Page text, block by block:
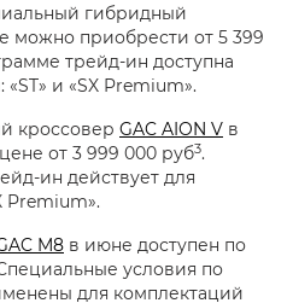
гибридный
можно приобрести от 5 399
трейд-ин доступна
и «SX Premium».
кроссовер GAC AION V в
от 3 999 000 руб3.
ин действует для
Premium».
M8 в июне доступен по
условия по
для комплектаций